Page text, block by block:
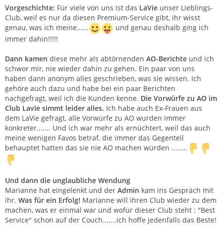
Vorgeschichte: Für viele von uns ist das LaVie unser Lieblings-
Club, weil es nur da diesen Premium-Service gibt, ihr wisst
genau, was ich meine......
und genau deshalb ging ich
immer dahin!!!!!
Dann kamen diese mehr als abtörnenden AO-Berichte und ich
schwor mir, nie wieder dahin zu gehen. Ein paar von uns
haben dann anonym alles geschrieben, was sie wissen. Ich
gehöre auch dazu und habe bei ein paar Berichten
nachgefragt, weil ich die Kunden kenne. Die Vorwürfe zu AO im
Club Lavie simmt leider alles. Ich habe auch Ex-Frauen aus
dem LaVie gefragt, alle Vorwürfe zu AO wurden immer
konkreter....... Und ich war mehr als ernüchtert, weil das auch
meine wenigen Favos betraf, die immer das Gegenteil
behauptet hatten das sie nie AO machen würden ........
Und dann die unglaubliche Wendung
Marianne hat eingelenkt und der Admin kam ins Gespräch mit
ihr. Was für ein Erfolg! Marianne will ihren Club wieder zu dem
machen, was er einmal war und wofür dieser Club steht : "Best
Service" schon auf der Couch.......ich hoffe jedenfalls das Beste!